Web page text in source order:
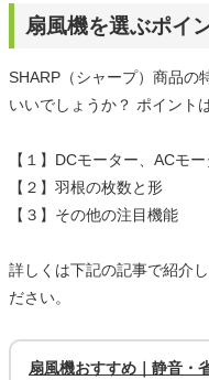
扇風機を選ぶポイ
SHARP（シャープ）商品の
いいでしょうか？ ポイント
【１】DCモーター、ACモ
【２】羽根の枚数と形
【３】その他の注目機能
詳しくは下記の記事で紹介
ださい。
扇風機おすすめ｜静音・